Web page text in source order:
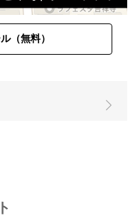
（無料）